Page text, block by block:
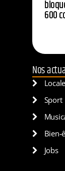
600
Nos
Locale
Sport
Bien-
Jobs